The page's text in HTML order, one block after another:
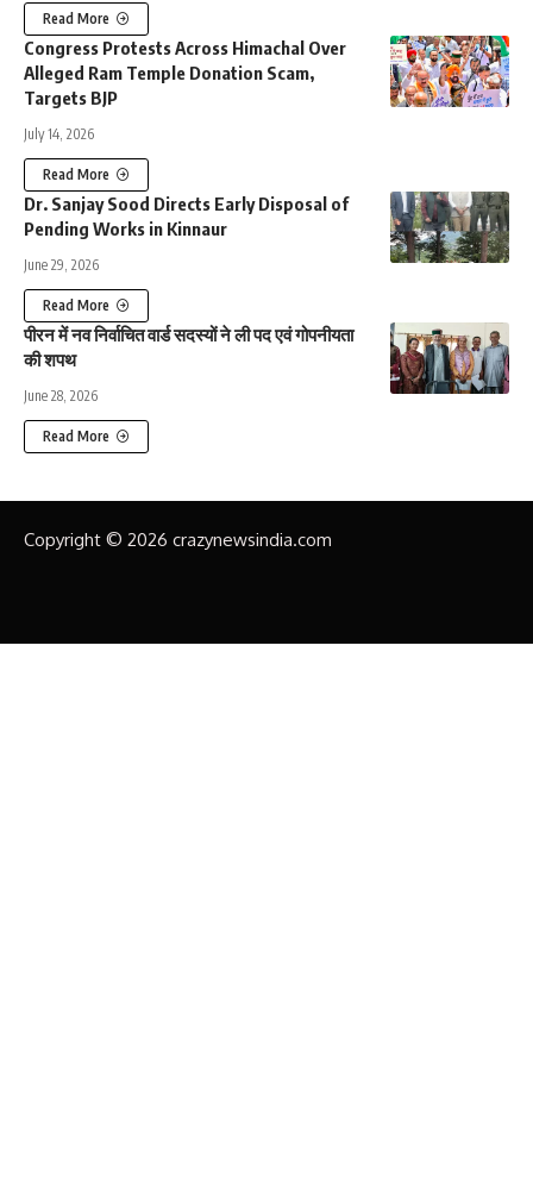
Read More
Congress Protests Across Himachal Over
Alleged Ram Temple Donation Scam,
Targets BJP
July 14, 2026
Read More
Dr. Sanjay Sood Directs Early Disposal of
Pending Works in Kinnaur
June 29, 2026
Read More
पीरन में नव निर्वाचित वार्ड सदस्यों ने ली पद एवं गोपनीयता
की शपथ
June 28, 2026
Read More
Copyright © 2026 crazynewsindia.com